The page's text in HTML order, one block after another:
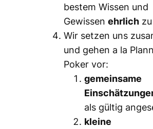
bestem Wissen und
Gewissen ehrlichzu
Wir setzen uns
und gehen a la
Poker vor:
gemeinsame
als gültig
kleine